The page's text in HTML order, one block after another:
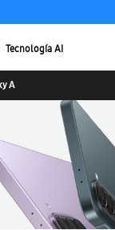
Tecnología AI
A